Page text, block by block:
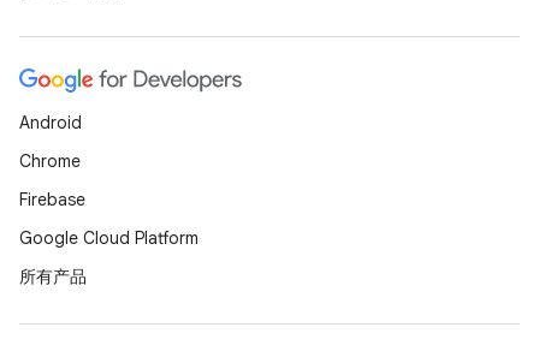
Android
Chrome
Firebase
Google Cloud Platform
所有产品